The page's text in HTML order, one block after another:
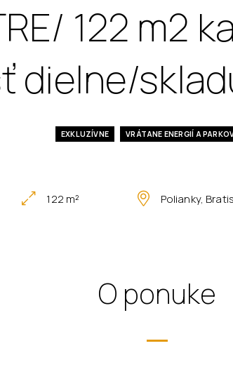
122 m2
dielne/
EXKLUZÍVNE VRÁTANE ENERGIÍ A
122 m² Polianky,
O ponuke